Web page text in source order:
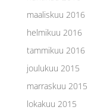
maaliskuu 2016
helmikuu 2016
tammikuu 2016
joulukuu 2015
marraskuu 2015
lokakuu 2015